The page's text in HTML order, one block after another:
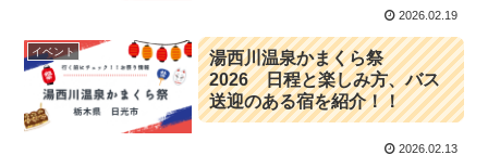
2026.02.19
イベント
湯西川温泉かまくら祭
2026 日程と楽しみ方、バス
送迎のある宿を紹介！！
2026.02.13